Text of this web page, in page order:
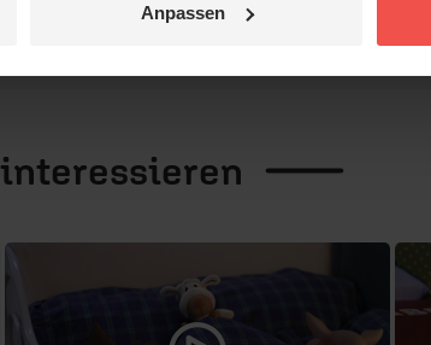
Anpassen
interessieren